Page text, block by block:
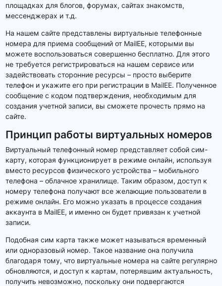
площадках для блогов, форумах, сайтах знакомств,
мессенджерах и т.д.
На нашем сайте представлены виртуальные телефонные
номера для приема сообщений от MailEE, которыми вы
можете воспользоваться совершенно бесплатно. Для этого
не требуется регистрироваться на нашем сервисе или
задействовать сторонние ресурсы – просто выберите
телефон и укажите его при регистрации в MailEE. Полученное
сообщение с кодом подтверждения, необходимым для
создания учетной записи, вы сможете прочесть прямо на
сайте.
Принцип работы виртуальных номеров
Виртуальный телефонный номер представляет собой сим-
карту, которая функционирует в режиме онлайн, используя
вместо ресурсов физического устройства – мобильного
телефона – облачное хранилище. Таким образом, доступ к
номеру телефона получают все желающие пользователи в
режиме онлайн. Его можно указать в процессе создания
аккаунта в MailEE, и именно он будет привязан к учетной
записи.
Подобная сим карта также может называться временный
или одноразовый номер. Такое название она получила
благодаря тому, что виртуальные номера на сайте регулярно
обновляются, и доступ к картам, потерявшим актуальность,
получить невозможно, поскольку они подвергаются